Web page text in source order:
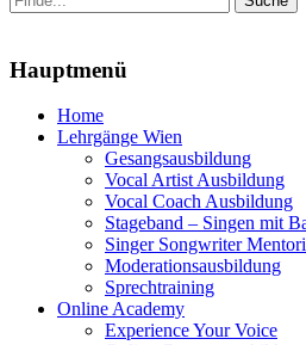
nach:
Hauptmenü
Zum
Inhalt
Home
Lehrgänge Wien
Gesangsausbildung
Vocal Artist Ausbildung
Vocal Coach Ausbildung
Stageband – Singen mit
Singer Songwriter
Moderationsausbildung
Sprechtraining
Online Academy
Experience Your Voice